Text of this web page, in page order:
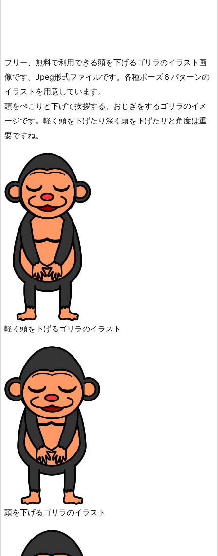
フリー、無料で利用できる頭を下げるゴリラのイラスト画
像です。Jpeg形式ファイルです。各種ポーズ６パターンの
イラストを用意しています。
頭をぺこりと下げて挨拶する、おじぎをするゴリラのイメ
ージです。軽く頭を下げたり深く頭を下げたりと角度は重
要ですね。
軽く頭を下げるゴリラのイラスト
頭を下げるゴリラのイラスト